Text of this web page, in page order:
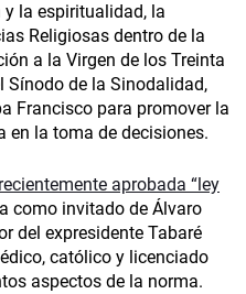
la espiritualidad, la
Religiosas dentro de la
a la Virgen de los Treinta
Sínodo de la Sinodalidad,
Francisco para promover la
en la toma de decisiones.
recientemente aprobada “ley
como invitado de Álvaro
del expresidente Tabaré
católico y licenciado
aspectos de la norma.